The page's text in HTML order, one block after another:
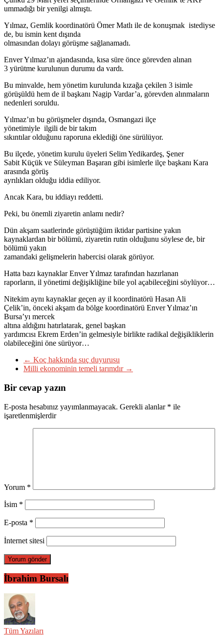
ummadığı bir yenilgi almıştı.
Yılmaz, Gemlik koordinatörü Ömer Matlı ile de konuşmak istediyse
de, bu ismin kent dışında
olmasından dolayı görüşme sağlanamadı.
Enver Yılmaz’ın ajandasında, kısa süre önce görevden alınan
3 yürütme kurulunun durumu da vardı.
Bu minvalde, hem yönetim kurulunda kızağa çekilen 3 isimle
görüşüldü hem de il başkanı Nagip Vardar’a, görevden alınmaların
nedenleri soruldu.
Yılmaz’ın bu görüşmeler dışında, Osmangazi ilçe
yönetimiyle ilgili de bir takım
sıkıntılar olduğunu raporuna eklediği öne sürülüyor.
Bu ilçede, yönetim kurulu üyeleri Selim Yedikardeş, Şener
Sabit Küçük ve Süleyman Başaran gibi isimlerle ilçe başkanı Kara
arasında görüş
ayrılıkları olduğu iddia ediliyor.
Ancak Kara, bu iddiayı reddetti.
Peki, bu önemli ziyaretin anlamı nedir?
Dün akşam saatlerinde görüştüğüm iktidar partisine yakın
kaynaklardan bir bölümü, ziyaretin rutin olduğunu söylese de, bir
bölümü yakın
zamandaki gelişmelerin habercisi olarak görüyor.
Hatta bazı kaynaklar Enver Yılmaz tarafından hazırlanan
raporların, il yönetimi değişikliğine bile yol açabileceğini söylüyor…
Nitekim aynı kaynaklar geçen ay il koordinatörü Hasan Ali
Çelik’in, önceki akşam da bölge koordinatörü Enver Yılmaz’ın
Bursa’yı mercek
altına aldığını hatırlatarak, genel başkan
yardımcısı Ekrem Erden’in gelmesiyle birlikte radikal değişikliklerin
olabileceğini öne sürüyor…
← Koç hakkında suç duyurusu
Milli ekonominin temeli tarımdır →
Bir cevap yazın
E-posta hesabınız yayımlanmayacak. Gerekli alanlar * ile
işaretlenmişlerdir
Yorum *
İsim *
E-posta *
İnternet sitesi
İbrahim Bursalı
Tüm Yazıları